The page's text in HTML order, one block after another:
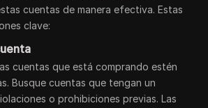
cuentas de manera efectiva. Estas
clave:
cuentas que está comprando estén
Busque cuentas que tengan un
o prohibiciones previas. Las